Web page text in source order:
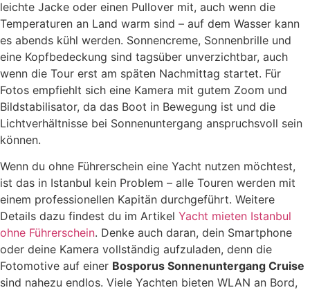
leichte Jacke oder einen Pullover mit, auch wenn die
Temperaturen an Land warm sind – auf dem Wasser kann
es abends kühl werden. Sonnencreme, Sonnenbrille und
eine Kopfbedeckung sind tagsüber unverzichtbar, auch
wenn die Tour erst am späten Nachmittag startet. Für
Fotos empfiehlt sich eine Kamera mit gutem Zoom und
Bildstabilisator, da das Boot in Bewegung ist und die
Lichtverhältnisse bei Sonnenuntergang anspruchsvoll sein
können.
Wenn du ohne Führerschein eine Yacht nutzen möchtest,
ist das in Istanbul kein Problem – alle Touren werden mit
einem professionellen Kapitän durchgeführt. Weitere
Details dazu findest du im Artikel Yacht mieten Istanbul
ohne Führerschein. Denke auch daran, dein Smartphone
oder deine Kamera vollständig aufzuladen, denn die
Fotomotive auf einer Bosporus Sonnenuntergang Cruise
sind nahezu endlos. Viele Yachten bieten WLAN an Bord,